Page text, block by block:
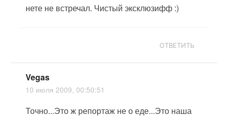
нете не встречал. Чистый эксклюзифф :)
ОТВЕТИТЬ
Vegas
10 июля 2009, 00:50:51
Точно...Это ж репортаж не о еде...Это наша